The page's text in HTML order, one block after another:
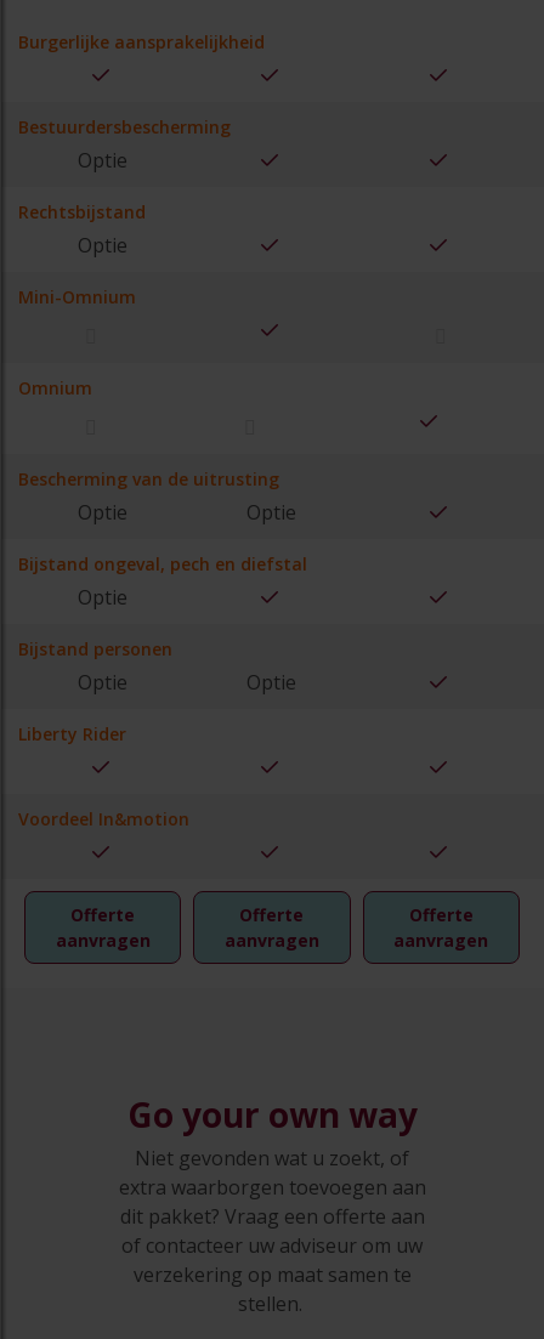
Burgerlijke aansprakelijkheid
Bestuurdersbescherming
Optie
Rechtsbijstand
Optie
Mini-Omnium
Omnium
Bescherming van de uitrusting
Optie Optie
Bijstand ongeval, pech en diefstal
Optie
Bijstand personen
Optie Optie
Liberty Rider
Voordeel In&motion
Offerte
aanvragen
Offerte
aanvragen
Offerte
aanvragen
Go your own way
Niet gevonden wat u zoekt, of
extra waarborgen toevoegen aan
dit pakket? Vraag een offerte aan
of contacteer uw adviseur om uw
verzekering op maat samen te
stellen.